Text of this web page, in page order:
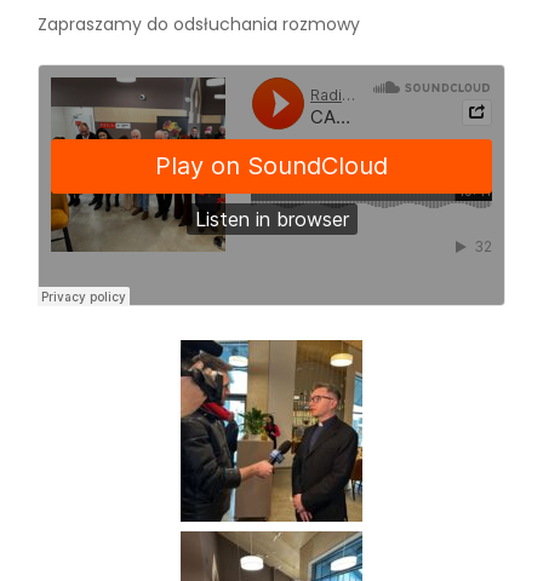
Zapraszamy do odsłuchania rozmowy